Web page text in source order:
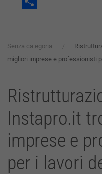
Senza categoria
migliori imprese e professionisti
Instapro.it
imprese e
per i lavori